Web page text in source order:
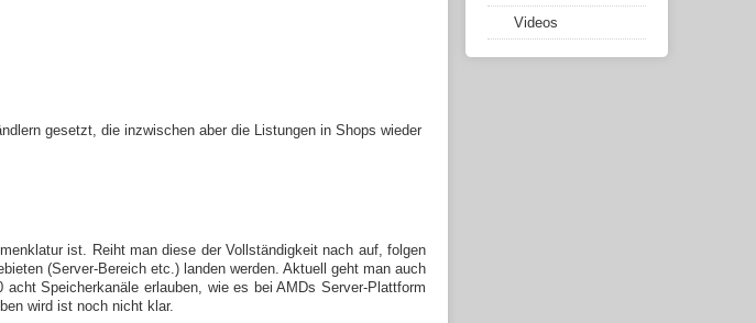
gesetzt, die inzwischen aber die Listungen in Shops wieder
ist. Reiht man diese der Vollständigkeit nach auf, folgen
(Server-Bereich etc.) landen werden. Aktuell geht man auch
Speicherkanäle erlauben, wie es bei AMDs Server-Plattform
wird ist noch nicht klar.
Videos